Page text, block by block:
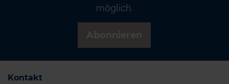
möglich.
Kontakt